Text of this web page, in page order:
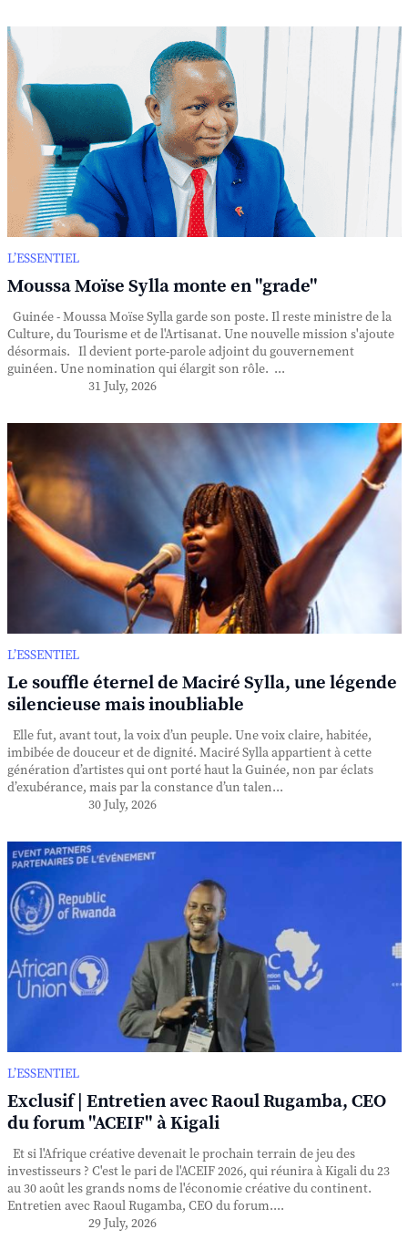
L’ESSENTIEL
Moussa Moïse Sylla monte en "grade"
Guinée - Moussa Moïse Sylla garde son poste. Il reste ministre de la
Culture, du Tourisme et de l'Artisanat. Une nouvelle mission s'ajoute
désormais. Il devient porte-parole adjoint du gouvernement
guinéen. Une nomination qui élargit son rôle. ...
31 July, 2026
L’ESSENTIEL
Le souffle éternel de Maciré Sylla, une légende
silencieuse mais inoubliable
Elle fut, avant tout, la voix d’un peuple. Une voix claire, habitée,
imbibée de douceur et de dignité. Maciré Sylla appartient à cette
génération d’artistes qui ont porté haut la Guinée, non par éclats
d’exubérance, mais par la constance d’un talen...
30 July, 2026
L’ESSENTIEL
Exclusif | Entretien avec Raoul Rugamba, CEO
du forum "ACEIF" à Kigali
Et si l'Afrique créative devenait le prochain terrain de jeu des
investisseurs ? C'est le pari de l'ACEIF 2026, qui réunira à Kigali du 23
au 30 août les grands noms de l'économie créative du continent.
Entretien avec Raoul Rugamba, CEO du forum....
29 July, 2026